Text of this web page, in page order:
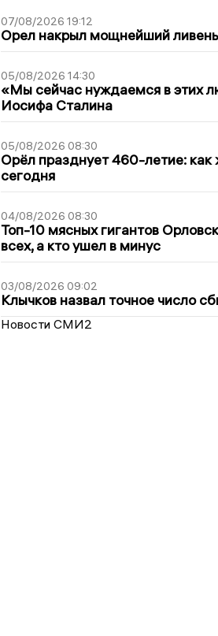
07/08/2026 19:12
Орел накрыл мощнейший ливень
05/08/2026 14:30
«Мы сейчас нуждаемся в этих
Иосифа Сталина
05/08/2026 08:30
Орёл празднует 460-летие: как
сегодня
04/08/2026 08:30
Топ-10 мясных гигантов
всех, а кто ушел в минус
03/08/2026 09:02
Клычков назвал точное число
Новости СМИ2